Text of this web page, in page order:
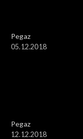
Pegaz
05.12.2018
Pegaz
12.12.2018